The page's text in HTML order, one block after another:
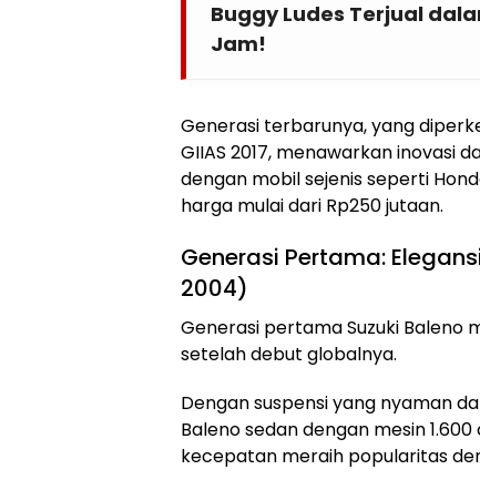
Buggy Ludes Terjual
Jam!
Generasi terbarunya, yang
GIIAS 2017, menawarkan inovasi
dengan mobil sejenis seperti
harga mulai dari Rp250 jutaan.
Generasi Pertama:
2004)
Generasi pertama Suzuki Baleno
setelah debut globalnya.
Dengan suspensi yang nyaman
Baleno sedan dengan mesin
kecepatan meraih popularitas